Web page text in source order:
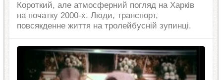
Короткий, але атмосферний погляд на Харків
на початку 2000-х. Люди, транспорт,
повсякденне життя на тролейбусній зупинці.